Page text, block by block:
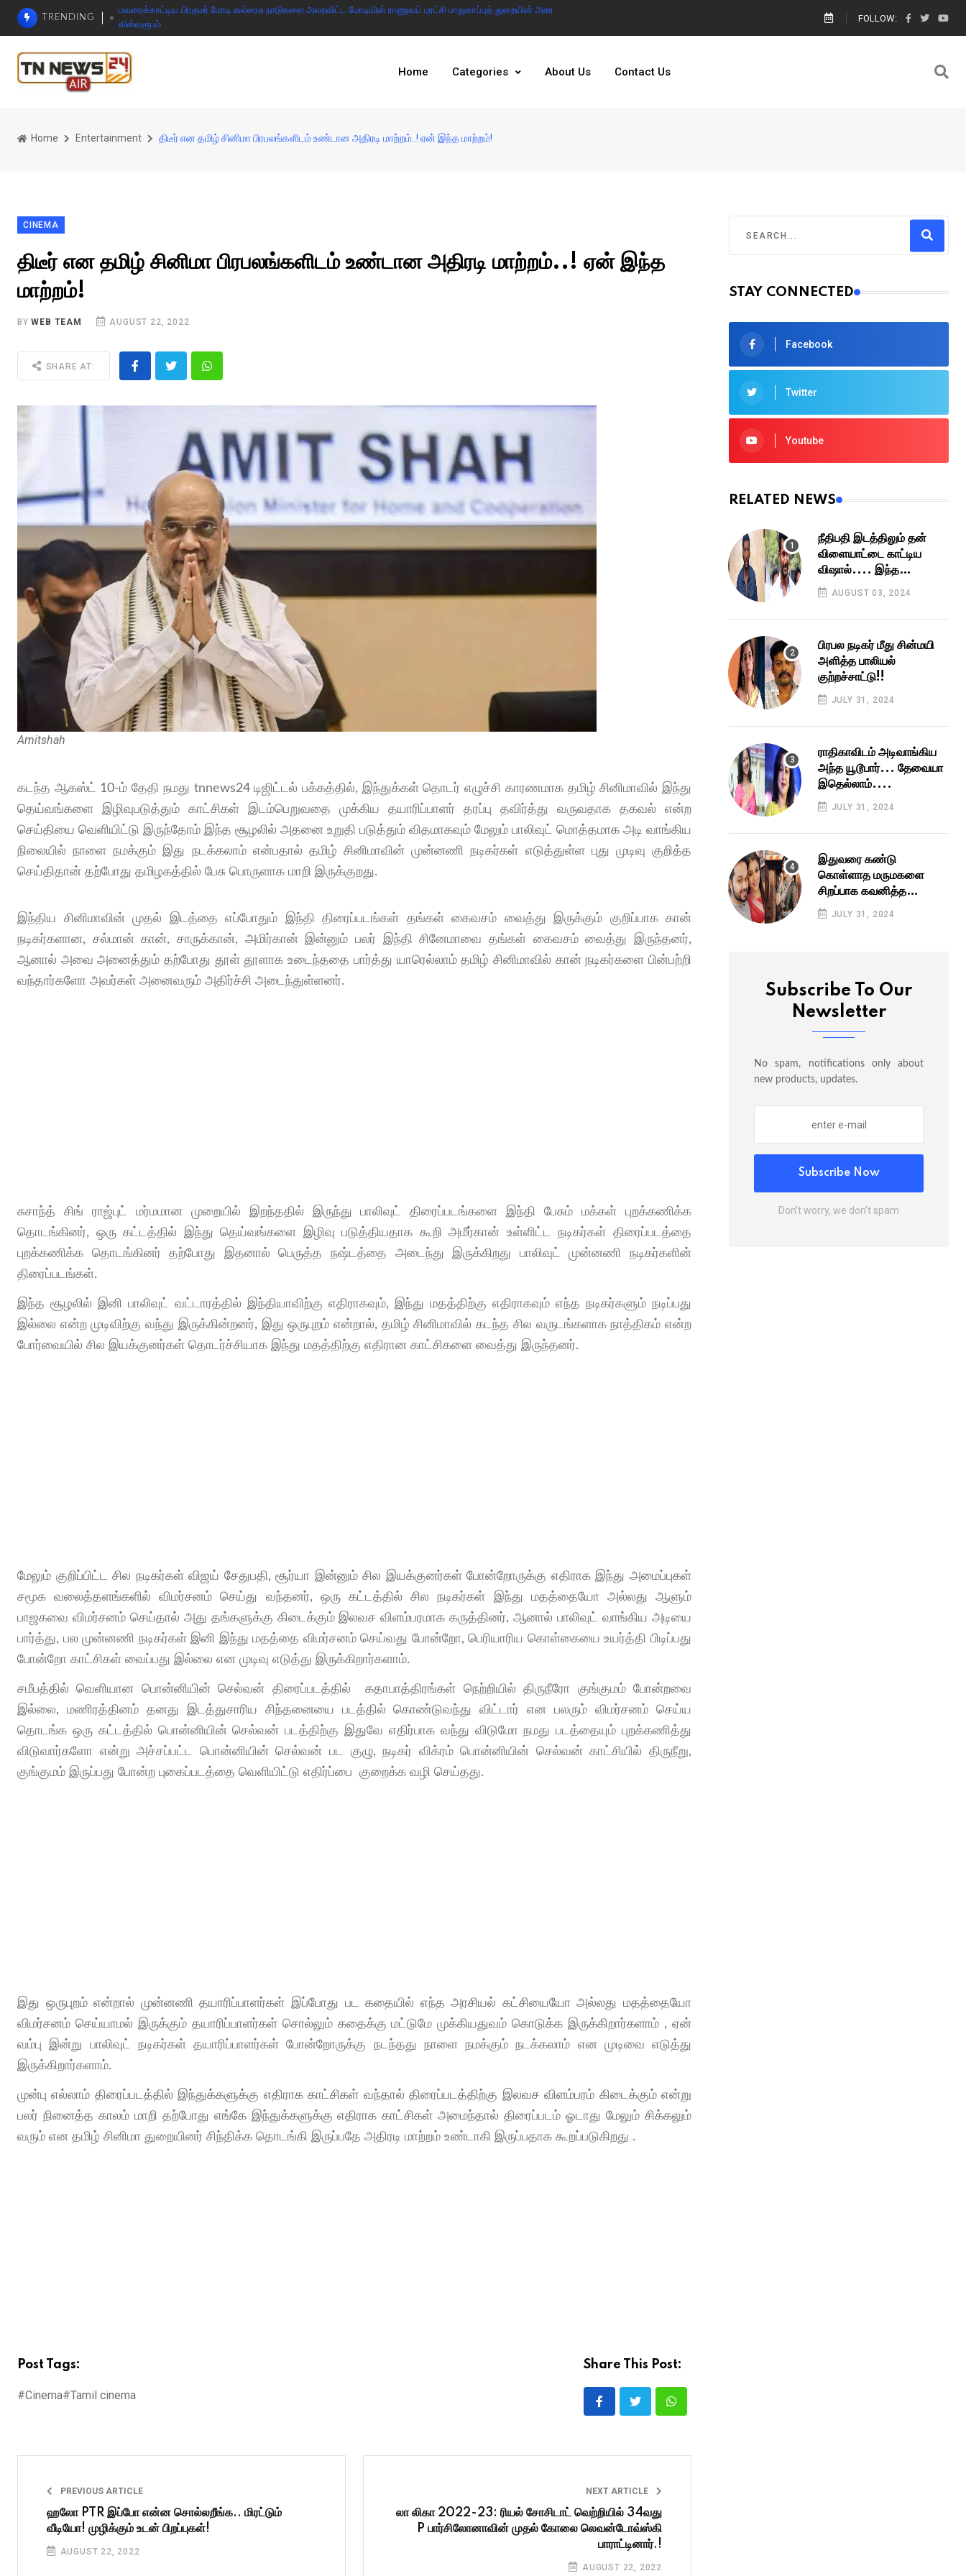
TRENDING
பவரைக்காட்டிய பிரதமர் மோடி வல்லரசு நாடுகளை அலறவிட்ட மோடியின் ராணுவப் புரட்சி பாதுகாப்புத் துறையின் அசுர
விஸ்வரூபம்
இந்தியா இல்லையென்றால் எங்களை யார் காப்பாற்றுவார்கள் உதவி கேட்டு கெஞ்சிய பாலஸ்தீனம்
FOLLOW:
Home Categories About Us Contact Us
Home Entertainment திடீர் என தமிழ் சினிமா பிரபலங்களிடம் உண்டான அதிரடி மாற்றம்..! ஏன் இந்த மாற்றம்!
CINEMA
திடீர் என தமிழ் சினிமா பிரபலங்களிடம் உண்டான அதிரடி மாற்றம்..! ஏன் இந்த
மாற்றம்!
BYWEB TEAM AUGUST 22, 2022
SHARE AT:
Amitshah
கடந்த ஆகஸ்ட் 10-ம் தேதி நமது tnnews24 டிஜிட்டல் பக்கத்தில், இந்துக்கள் தொடர் எழுச்சி காரணமாக தமிழ் சினிமாவில் இந்து
தெய்வங்களை இழிவுபடுத்தும் காட்சிகள் இடம்பெறுவதை முக்கிய தயாரிப்பாளர் தரப்பு தவிர்த்து வருவதாக தகவல் என்ற
செய்தியை வெளியிட்டு இருந்தோம் இந்த சூழலில் அதனை உறுதி படுத்தும் விதமாகவும் மேலும் பாலிவுட் மொத்தமாக அடி வாங்கிய
நிலையில் நாளை நமக்கும் இது நடக்கலாம் என்பதால் தமிழ் சினிமாவின் முன்னணி நடிகர்கள் எடுத்துள்ள புது முடிவு குறித்த
செய்திதான் தற்போது தமிழகத்தில் பேசு பொருளாக மாறி இருக்குறது.
இந்திய சினிமாவின் முதல் இடத்தை எப்போதும் இந்தி திரைப்படங்கள் தங்கள் கைவசம் வைத்து இருக்கும் குறிப்பாக கான்
நடிகர்களான, சல்மான் கான், சாருக்கான், அமிர்கான் இன்னும் பலர் இந்தி சினேமாவை தங்கள் கைவசம் வைத்து இருந்தனர்,
ஆனால் அவை அனைத்தும் தற்போது தூள் தூளாக உடைந்ததை பார்த்து யாரெல்லாம் தமிழ் சினிமாவில் கான் நடிகர்களை பின்பற்றி
வந்தார்களோ அவர்கள் அனைவரும் அதிர்ச்சி அடைந்துள்ளனர்.
சுசாந்த் சிங் ராஜ்புட் மர்மமான முறையில் இறந்ததில் இருந்து பாலிவுட் திரைப்படங்களை இந்தி பேசும் மக்கள் புறக்கணிக்க
தொடங்கினர், ஒரு கட்டத்தில் இந்து தெய்வங்களை இழிவு படுத்தியதாக கூறி அமீர்கான் உள்ளிட்ட நடிகர்கள் திரைப்படத்தை
புறக்கணிக்க தொடங்கினர் தற்போது இதனால் பெருத்த நஷ்டத்தை அடைந்து இருக்கிறது பாலிவுட் முன்னணி நடிகர்களின்
திரைப்படங்கள்.
இந்த சூழலில் இனி பாலிவுட் வட்டாரத்தில் இந்தியாவிற்கு எதிராகவும், இந்து மதத்திற்கு எதிராகவும் எந்த நடிகர்களும் நடிப்பது
இல்லை என்ற முடிவிற்கு வந்து இருக்கின்றனர், இது ஒருபுறம் என்றால், தமிழ் சினிமாவில் கடந்த சில வருடங்களாக நாத்திகம் என்ற
போர்வையில் சில இயக்குனர்கள் தொடர்ச்சியாக இந்து மதத்திற்கு எதிரான காட்சிகளை வைத்து இருந்தனர்.
மேலும் குறிப்பிட்ட சில நடிகர்கள் விஜய் சேதுபதி, சூர்யா இன்னும் சில இயக்குனர்கள் போன்றோருக்கு எதிராக இந்து அமைப்புகள்
சமூக வலைத்தளங்களில் விமர்சனம் செய்து வந்தனர், ஒரு கட்டத்தில் சில நடிகர்கள் இந்து மதத்தையோ அல்லது ஆளும்
பாஜகவை விமர்சனம் செய்தால் அது தங்களுக்கு கிடைக்கும் இலவச விளம்பரமாக கருத்தினர், ஆனால் பாலிவுட் வாங்கிய அடியை
பார்த்து, பல முன்னணி நடிகர்கள் இனி இந்து மதத்தை விமர்சனம் செய்வது போன்றோ, பெரியாரிய கொள்கையை உயர்த்தி பிடிப்பது
போன்றோ காட்சிகள் வைப்பது இல்லை என முடிவு எடுத்து இருக்கிறார்களாம்.
சமீபத்தில் வெளியான பொன்னியின் செல்வன் திரைப்படத்தில் கதாபாத்திரங்கள் நெற்றியில் திருநீரோ குங்குமம் போன்றவை
இல்லை, மணிரத்தினம் தனது இடத்துசாரிய சிந்தனையை படத்தில் கொண்டுவந்து விட்டார் என பலரும் விமர்சனம் செய்ய
தொடங்க ஒரு கட்டத்தில் பொன்னியின் செல்வன் படத்திற்கு இதுவே எதிர்பாக வந்து விடுமோ நமது படத்தையும் புறக்கணித்து
விடுவார்களோ என்று அச்சப்பட்ட பொன்னியின் செல்வன் பட குழு, நடிகர் விக்ரம் பொன்னியின் செல்வன் காட்சியில் திருநீறு,
குங்குமம் இருப்பது போன்ற புகைப்படத்தை வெளியிட்டு எதிர்ப்பை குறைக்க வழி செய்தது.
இது ஒருபுறம் என்றால் முன்னணி தயாரிப்பாளர்கள் இப்போது பட கதையில் எந்த அரசியல் கட்சியையோ அல்லது மதத்தையோ
விமர்சனம் செய்யாமல் இருக்கும் தயாரிப்பாளர்கள் சொல்லும் கதைக்கு மட்டுமே முக்கியதுவம் கொடுக்க இருக்கிறார்களாம் , ஏன்
வம்பு இன்று பாலிவுட் நடிகர்கள் தயாரிப்பாளர்கள் போன்றோருக்கு நடந்தது நாளை நமக்கும் நடக்கலாம் என முடிவை எடுத்து
இருக்கிறார்களாம்.
முன்பு எல்லாம் திரைப்படத்தில் இந்துக்களுக்கு எதிராக காட்சிகள் வந்தால் திரைப்படத்திற்கு இலவச விளம்பரம் கிடைக்கும் என்று
பலர் நினைத்த காலம் மாறி தற்போது எங்கே இந்துக்களுக்கு எதிராக காட்சிகள் அமைந்தால் திரைப்படம் ஓடாது மேலும் சிக்கலும்
வரும் என தமிழ் சினிமா துறையினர் சிந்திக்க தொடங்கி இருப்பதே அதிரடி மாற்றம் உண்டாகி இருப்பதாக கூறப்படுகிறது .
Post Tags:
#Cinema#Tamil cinema
Share This Post:
PREVIOUS ARTICLE
ஹலோ PTR இப்போ என்ன சொல்லறீங்க.. மிரட்டும்
வீடியோ! முழிக்கும் உடன் பிறப்புகள்!
AUGUST 22, 2022
NEXT ARTICLE
லா லிகா 2022-23: ரியல் சோசிடாட் வெற்றியில் 34வது
P பார்சிலோனாவின் முதல் கோலை லெவன்டோவ்ஸ்கி
பாராட்டினார்.!
AUGUST 22, 2022
STAY CONNECTED
Facebook
Twitter
Youtube
RELATED NEWS
நீதிபதி இடத்திலும் தன்
விளையாட்டை காட்டிய
விஷால்.... இந்த
விசாரணை பின்னணியே
வேறயாமே...?
AUGUST 03, 2024
பிரபல நடிகர் மீது சின்மயி
அளித்த பாலியல்
குற்றச்சாட்டு!!
JULY 31, 2024
ராதிகாவிடம் அடிவாங்கிய
அந்த யூடூபார்... தேவையா
இதெல்லாம்....
JULY 31, 2024
இதுவரை கண்டு
கொள்ளாத மருமகளை
சிறப்பாக கவனித்த
மாமியார்..!!. ஆலியா
மாமியார்
JULY 31, 2024
Subscribe To Our
Newsletter
No spam, notifications only about
new products, updates.
Subscribe Now
Don’t worry, we don’t spam